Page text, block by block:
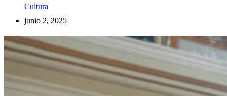
Cultura
junio 2, 2025